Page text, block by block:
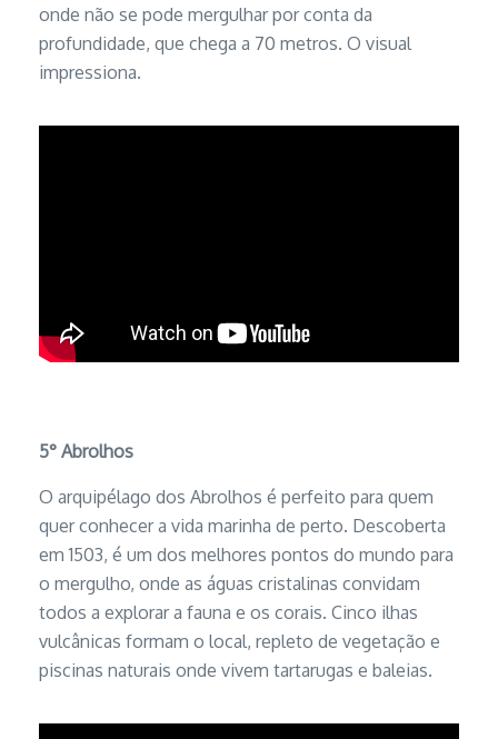
onde não se pode mergulhar por conta da
profundidade, que chega a 70 metros. O visual
impressiona.
5° Abrolhos
O arquipélago dos Abrolhos é perfeito para quem
quer conhecer a vida marinha de perto. Descoberta
em 1503, é um dos melhores pontos do mundo para
o mergulho, onde as águas cristalinas convidam
todos a explorar a fauna e os corais. Cinco ilhas
vulcânicas formam o local, repleto de vegetação e
piscinas naturais onde vivem tartarugas e baleias.